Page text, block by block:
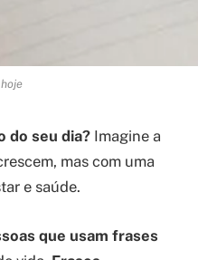
do seu dia? Imagine a
mas com uma
e saúde.
que usam frases